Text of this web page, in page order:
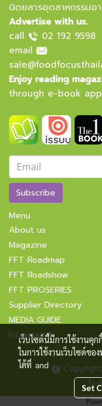
นิตยสารอุตสาหกรรมอ
Advertise with us.
call
02 192 9598
email
Enjoy reading
through e-book
Subscribe
Menu
About us
Magazine
FFT Roadmap
FFT Roadshow
FFT PROSERIES
Supplier Directory
MEDIA GUIDE
Information
เว็บไซต์นี้มีการใช้งานคุ
ในการใช้งานเว็บไซต์ขอ
ได้ที่ and
Set